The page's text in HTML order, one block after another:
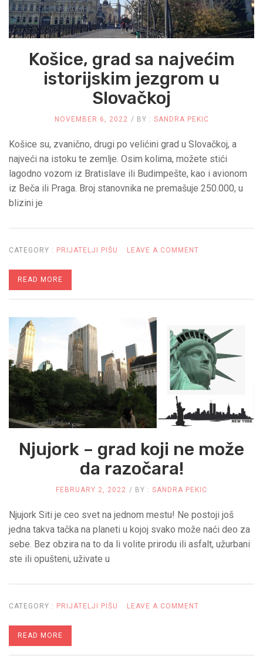
Košice, grad sa najvećim
istorijskim jezgrom u
Slovačkoj
NOVEMBER 6, 2022 BY : SANDRA PEKIC
Košice su, zvanično, drugi po velićini grad u Slovačkoj, a
najveći na istoku te zemlje. Osim kolima, možete stići
lagodno vozom iz Bratislave ili Budimpešte, kao i avionom
iz Beča ili Praga. Broj stanovnika ne premašuje 250.000, u
blizini je
CATEGORY : PRIJATELJI PIŠU LEAVE A COMMENT
SA
NAJVEĆIM
ISTORIJSKIM
JEZGROM
READ MORE
Njujork – grad koji ne može
da razočara!
FEBRUARY 2, 2022 BY : SANDRA PEKIC
Njujork Siti je ceo svet na jednom mestu! Ne postoji još
jedna takva tačka na planeti u kojoj svako može naći deo za
sebe. Bez obzira na to da li volite prirodu ili asfalt, užurbani
ste ili opušteni, uživate u
CATEGORY : PRIJATELJI PIŠU LEAVE A COMMENT
READ MORE